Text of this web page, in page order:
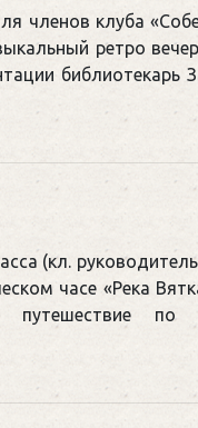
членов клуба
ретро
библиотекарь
(кл.
часе «Река
путешествие по